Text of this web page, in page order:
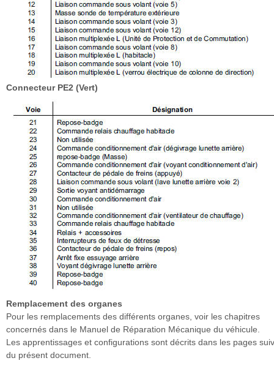
Connecteur PE2 (Vert)
Remplacement des organes
Pour les remplacements des différents organes, voir les chapitres
concernés dans le Manuel de Réparation Mécanique du véhicule.
Les apprentissages et configurations sont décrits dans les pages
du présent document.